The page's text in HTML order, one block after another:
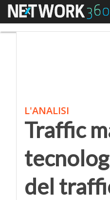
Menu
L'ANALISI
Traffic
del